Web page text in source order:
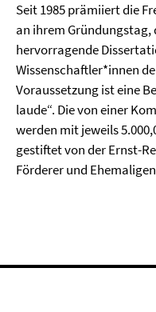
Seit 1985 prämiiert die
an ihrem Gründungstag,
hervorragende
Wissenschaftler*innen
Voraussetzung ist eine
laude“. Die von einer
werden mit jeweils
gestiftet von der Ernst-
Förderer und